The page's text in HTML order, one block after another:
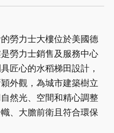
勞力士大樓位於美國德
勞力士銷售及服務中心
匠心的水稻梯田設計，
外觀，為城市建築樹立
然光、空間和精心調整
、大膽前衛且符合環保